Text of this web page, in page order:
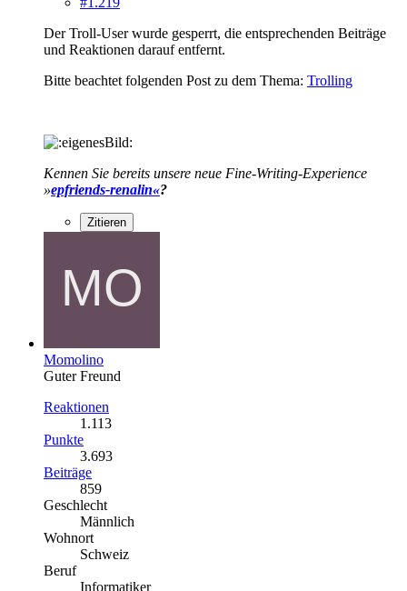
Der Troll-User wurde gesperrt, die entsprechenden Beiträge
und Reaktionen darauf entfernt.
Bitte beachtet folgenden Post zu dem Thema: Trolling
Kennen Sie bereits unsere neue Fine-Writing-Experience
»epfriends-renalin«?
Zitieren
Momolino
Guter Freund
Reaktionen
1.113
Punkte
3.693
Beiträge
859
Geschlecht
Männlich
Wohnort
Schweiz
Beruf
Informatiker